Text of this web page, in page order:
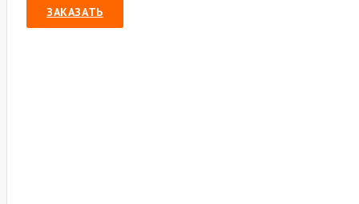
ЗАКАЗАТЬ